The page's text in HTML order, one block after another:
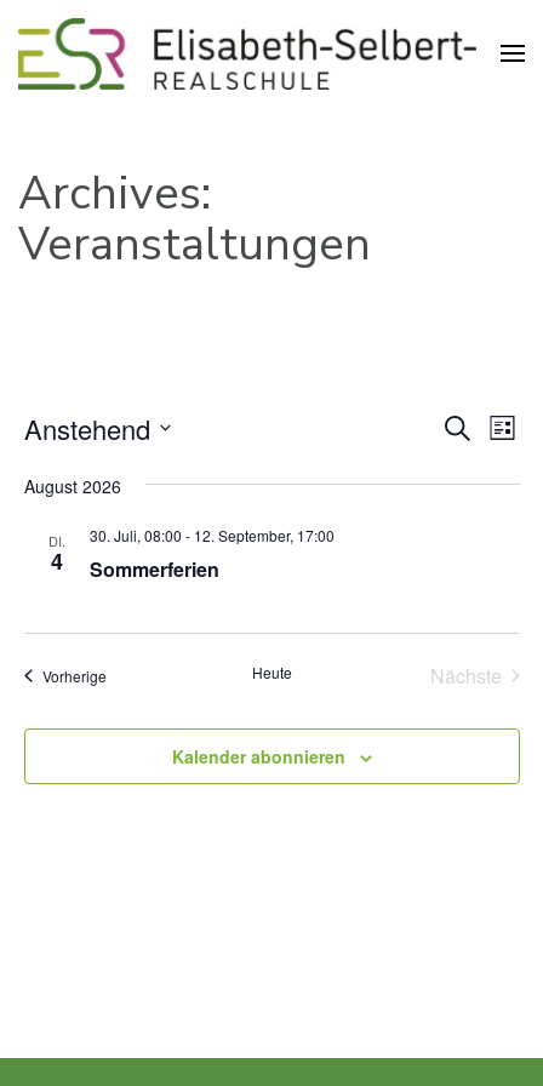
Archives:
Veranstaltungen
und
SucheListe
Anstehend
wählen.
August 2026
DI.
4
30. Juli, 08:00 - 12. September, 17:00
Sommerferien
VorherigeVeranstaltungen Heute
Nächste
Kalender abonnieren